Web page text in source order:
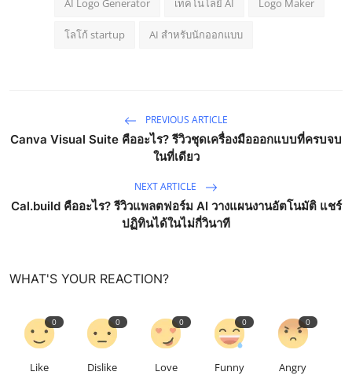
AI Logo Generator เทคโนโลยี AI Logo Maker
โลโก้ startup AI สำหรับนักออกแบบ
PREVIOUS ARTICLE
Canva Visual Suite คืออะไร? รีวิวชุดเครื่องมือออกแบบที่ครบจบ
ในที่เดียว
NEXT ARTICLE
Cal.build คืออะไร? รีวิวแพลตฟอร์ม AI วางแผนงานอัตโนมัติ แชร์
ปฏิทินได้ในไม่กี่วินาที
WHAT'S YOUR REACTION?
0
Like
0
Dislike
0
Love
0
Funny
0
Angry